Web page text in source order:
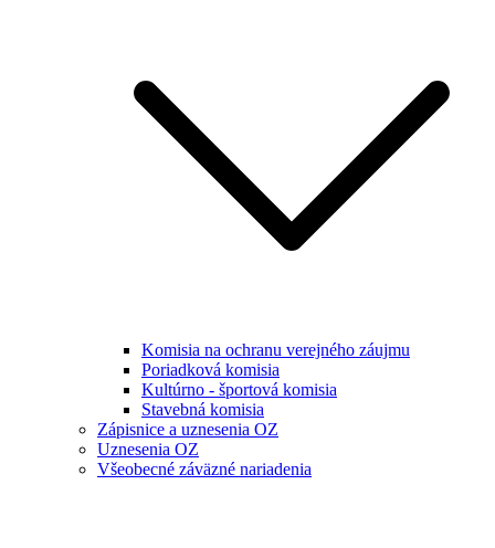
Komisia na ochranu verejného záujmu
Poriadková komisia
Kultúrno - športová komisia
Stavebná komisia
Zápisnice a uznesenia OZ
Uznesenia OZ
Všeobecné záväzné nariadenia